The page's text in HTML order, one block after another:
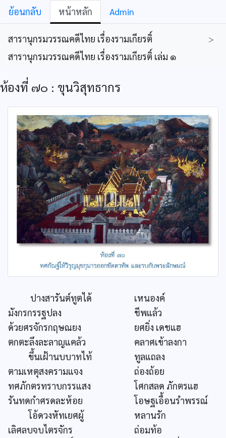
ย้อนกลับ หน้าหลัก Admin
สารานุกรมวรรณคดีไทย เรื่องรามเกียรติ์
>
สารานุกรมวรรณคดีไทย เรื่องรามเกียรติ์ เล่ม ๑
ห้องที่ ๗๐ : ขุนวิสุทธากร
ปางสารันต์ทูตได้
เหนองค์
มังกรกรรฐปลง
ชีพแล้ว
ด้วยศรจักรกฤษณยง
ยศยิ่ง เดชแฮ
ตกตะลึงละลาญแคล้ว
คลาศเข้าลงกา
ขึ้นเฝ้านบบาทไท้
ทูลแถลง
ตามเหตุสงครามแจง
ถ่องถ้อย
ทศภักตรทราบกรรแสง
โศกสลด ภักตรแฮ
รันทดกำศรดละห้อย
โอษฐเอื้อนรำพรรณ์
โอ้ดวงหัทเยศผู้
หลานรัก
เลิศลบจบไตรจักร
ถ่อมท้อ